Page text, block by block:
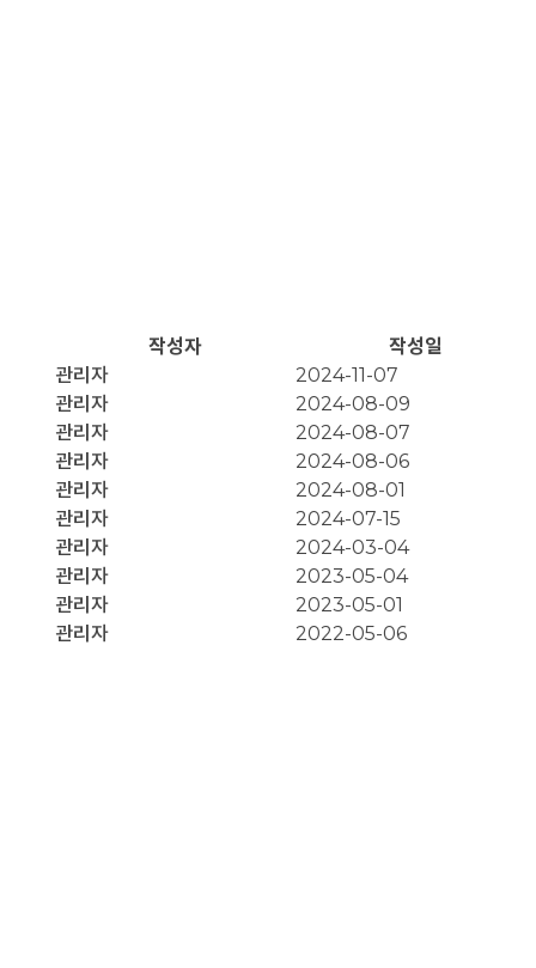
작성자
작성일
관리자
2024-11-07
관리자
2024-08-09
관리자
2024-08-07
관리자
2024-08-06
관리자
2024-08-01
관리자
2024-07-15
관리자
2024-03-04
관리자
2023-05-04
관리자
2023-05-01
관리자
2022-05-06